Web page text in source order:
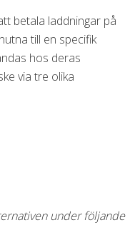
25 kr
45 kr
3,00 % (min 100 kr)
betala laddningar på
till en specifik
hos deras
via tre olika
under följande